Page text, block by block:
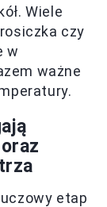
Wiele
czy
w
ważne
etap